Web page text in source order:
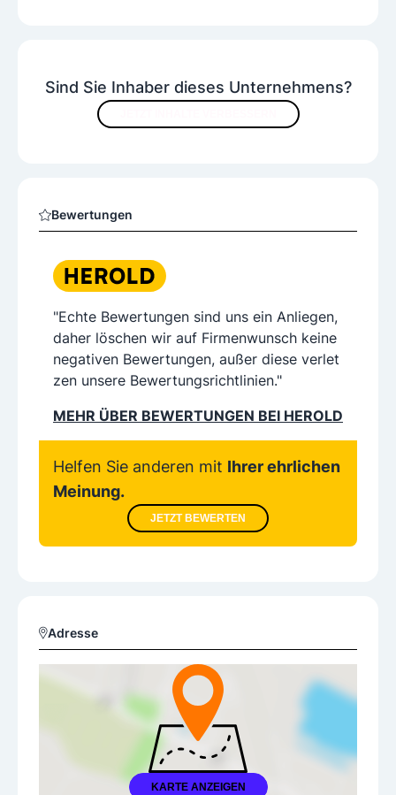
Sind Sie Inhaber dieses Unternehmens?
Bewertungen
"Echte Bewertungen sind uns ein Anliegen,
daher löschen wir auf Firmenwunsch keine
negativen Bewertungen, außer diese verlet
zen unsere Bewertungsrichtlinien."
MEHR ÜBER BEWERTUNGEN BEI HEROLD
Helfen Sie anderen mit Ihrer ehrlichen
Meinung.
JETZT BEWERTEN
Adresse
KARTE ANZEIGEN